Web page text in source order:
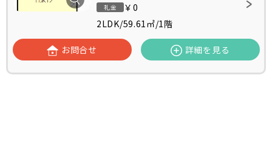
礼金
￥0
2LDK/59.61㎡/1階
お問合せ 詳細を見る